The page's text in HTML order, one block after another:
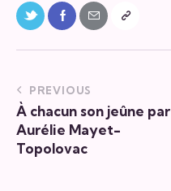
PREVIOUS
À chacun son jeûne par
Aurélie Mayet-
Topolovac